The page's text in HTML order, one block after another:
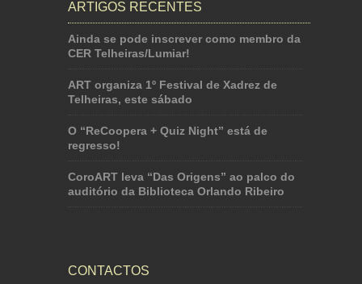
ARTIGOS RECENTES
Ainda se pode inscrever como membro da
CER Telheiras/Lumiar!
ART organiza 1º Festival de Xadrez de
Telheiras, este sábado
O “ReCoopera + Quiz Night” está de
regresso!
CoroART leva “Das Origens” ao palco do
auditório da Biblioteca Orlando Ribeiro
CONTACTOS